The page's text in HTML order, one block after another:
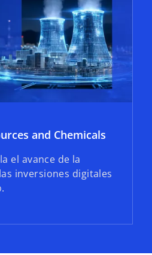
and Chemicals
el avance de la
inversiones digitales